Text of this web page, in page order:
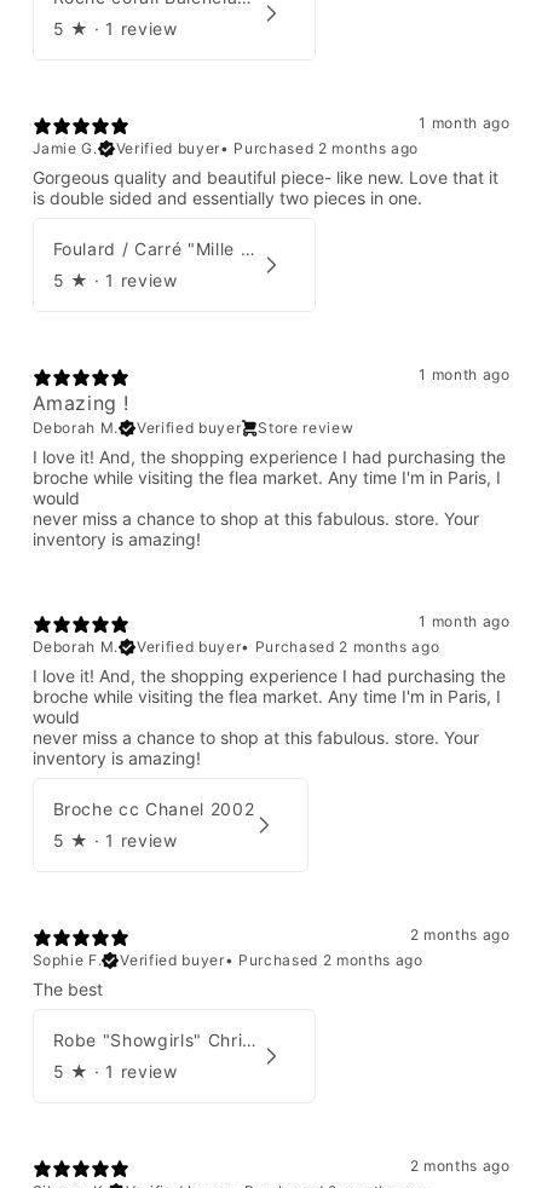
5 ★ · 1 review
1 month ago
Jamie G.
Verified buyer• Purchased 2 months ago
Gorgeous quality and beautiful piece- like new. Love that it
is double sided and essentially two pieces in one.
Foulard / Carré "Mille Feuilles de Soie" Hermès par Natsuno Hidaka
5 ★ · 1 review
1 month ago
Amazing !
Deborah M. Verified buyer Store review
I love it! And, the shopping experience I had purchasing the
broche while visiting the flea market. Any time I'm in Paris, I
would
never miss a chance to shop at this fabulous. store. Your
inventory is amazing!
1 month ago
Deborah M.
Verified buyer• Purchased 2 months ago
I love it! And, the shopping experience I had purchasing the
broche while visiting the flea market. Any time I'm in Paris, I
would
never miss a chance to shop at this fabulous. store. Your
inventory is amazing!
Broche cc Chanel 2002
5 ★ · 1 review
2 months ago
Sophie F.
Verified buyer• Purchased 2 months ago
The best
Robe "Showgirls" Christian Dior par John Galliano Été 2003
5 ★ · 1 review
2 months ago